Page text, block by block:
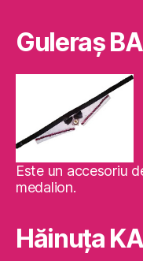
Guleraş
Este un accesoriu
medalion.
Hăinuţa